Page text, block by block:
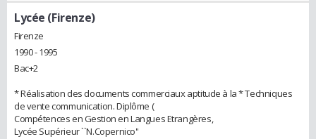
Lycée (Firenze)
Firenze
1990 - 1995
Bac+2
* Réalisation des documents commerciaux aptitude à la * Techniques
de vente communication. Diplôme (
Compétences en Gestion en Langues Etrangères,
Lycée Supérieur ``N.Copernico''